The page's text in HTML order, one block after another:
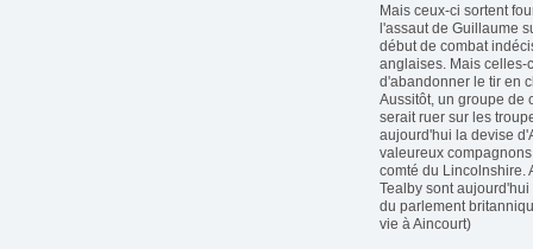
Mais ceux-ci sortent
l'assaut de Guillaume
début de combat
anglaises. Mais celles-
d'abandonner le tir en
Aussitôt, un groupe de
serait ruer sur les
aujourd'hui la devise
valeureux
comté du Lincolnshire.
Tealby sont
du parlement
vie à Aincourt)